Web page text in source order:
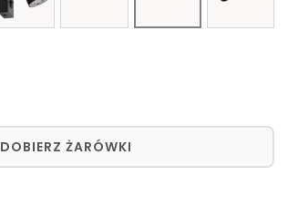
DOBIERZ ŻARÓWKI